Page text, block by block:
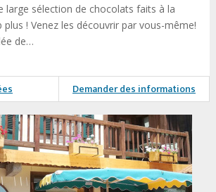
large sélection de chocolats faits à la
! Venez les découvrir par vous-même!
de…
Demander des informations